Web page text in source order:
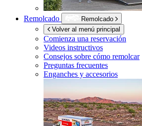
Remolcado
Remolcado
Volver al menú principal
Comienza una reservación
Videos instructivos
Consejos sobre cómo remolcar
Preguntas frecuentes
Enganches y accesorios